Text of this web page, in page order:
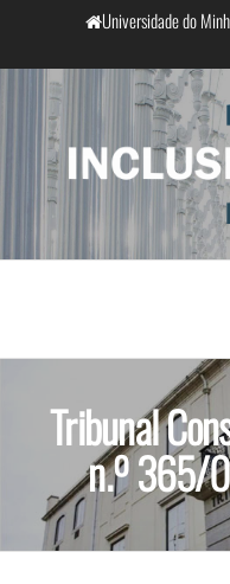
o
conteúdo
Universidade do
InclusiveCourts
Tribunal
n.º 365/